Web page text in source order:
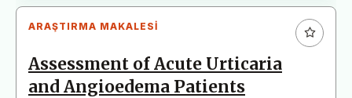
ARAŞTIRMA MAKALESI
Assessment of Acute Urticaria
and Angioedema Patients